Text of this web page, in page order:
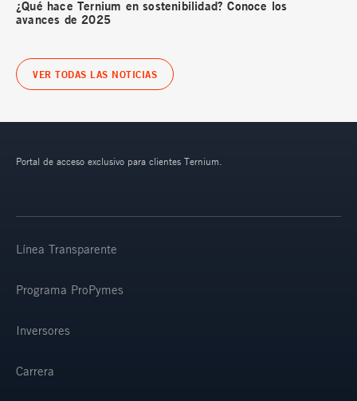
¿Qué hace Ternium en sostenibilidad? Conoce los
avances de 2025
VER TODAS LAS NOTICIAS
Portal de acceso exclusivo para clientes Ternium.
Línea Transparente
Programa ProPymes
Inversores
Carrera